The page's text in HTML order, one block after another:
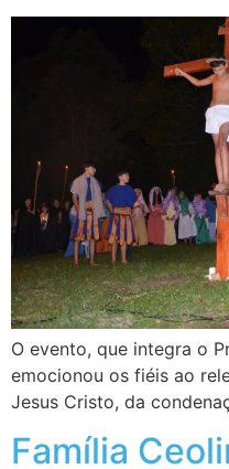
O evento, que integra o
emocionou os fiéis ao
Jesus Cristo, da
Família